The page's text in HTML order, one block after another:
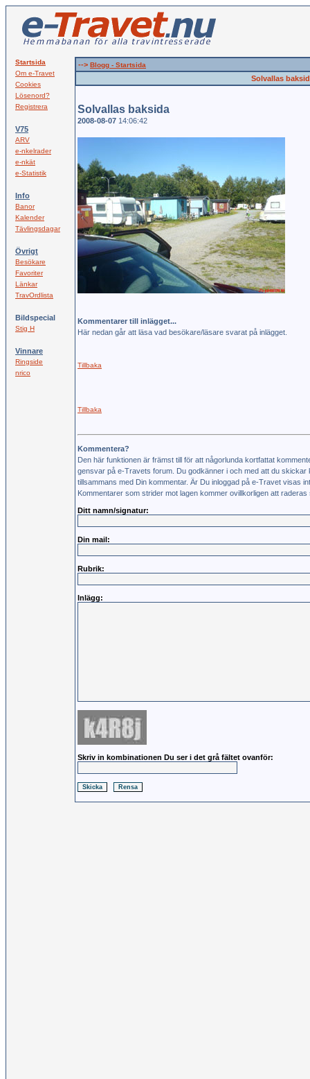
Startsida
Om e-Travet
Cookies
Lösenord?
Registrera
V75
ARV
e-nkelrader
e-nkät
e-Statistik
Info
Banor
Kalender
Tävlingsdagar
Övrigt
Besökare
Favoriter
Länkar
TravOrdlista
Bildspecial
Stig H
Vinnare
Ringside
nrico
--> Blogg - Startsida
Solvallas
Solvallas baksida
2008-08-07 14:06:42
Kommentarer till inlägget...
Här nedan går att läsa vad besökare/läsare svarat på inlägget.
Tillbaka
Tillbaka
Kommentera?
Den här funktionen är främst till för att någorlunda kortfattat
gensvar på e-Travets forum. Du godkänner i och med att du
tillsammans med Din kommentar. Är Du inloggad på e-Travet visas
Kommentarer som strider mot lagen kommer ovillkorligen att
Ditt namn/signatur:
Din mail:
Rubrik:
Inlägg:
Skriv in kombinationen Du ser i det grå fältet ovanför: